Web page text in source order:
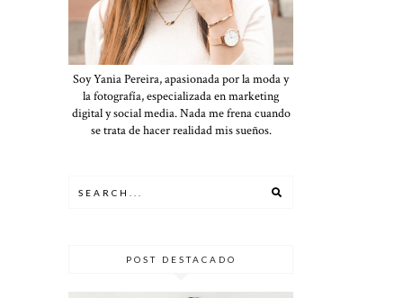
Soy Yania Pereira, apasionada por la moda y
la fotografía, especializada en marketing
digital y social media. Nada me frena cuando
se trata de hacer realidad mis sueños.
POST DESTACADO